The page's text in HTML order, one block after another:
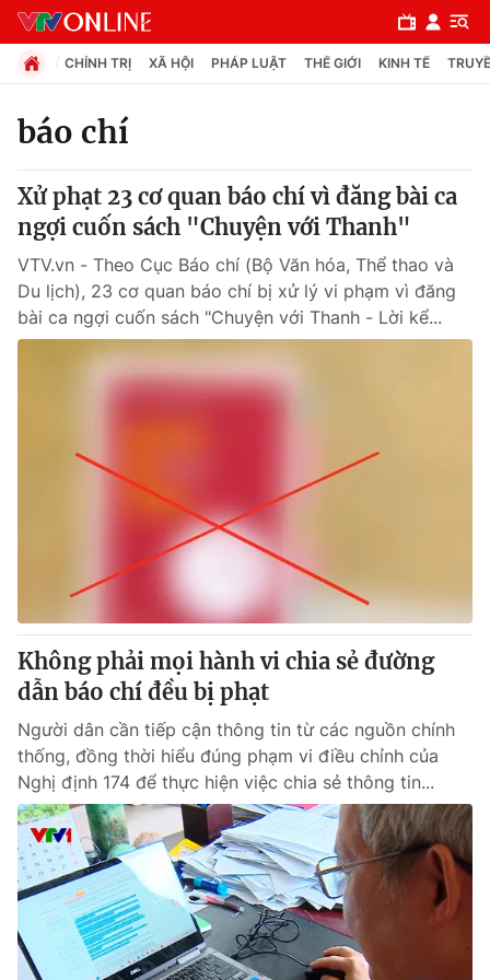
Chuyên mục
Chính trị
Xã hội
Pháp luật
Thế giới
Thế giới đó đây
Câu chuyện quốc tế
Tài chính
Thị trường
Góc doanh nghiệp
Dữ liệu và đời sống
Truyền hình
Hậu trường
Nhân vật
Khán giả
Giải sao mai
Giải trí
Điện ảnh
Âm nhạc
Sao
Đời sống
Du lịch
Làm đẹp
Chất lượng cuộc sống
Giáo dục
Tuyển sinh
Học trực tuyến
Công nghệ
Hitech Công nghệ tương lai
CHÍNH TRỊ XÃ HỘI PHÁP LUẬT THẾ GIỚI KINH TẾ
báo chí
Xử phạt 23 cơ quan báo chí vì đăng bài ca
ngợi cuốn sách "Chuyện với Thanh"
VTV.vn - Theo Cục Báo chí (Bộ Văn hóa, Thể thao và
Du lịch), 23 cơ quan báo chí bị xử lý vi phạm vì đăng
bài ca ngợi cuốn sách "Chuyện với Thanh - Lời kể...
Không phải mọi hành vi chia sẻ đường
dẫn báo chí đều bị phạt
Người dân cần tiếp cận thông tin từ các nguồn chính
thống, đồng thời hiểu đúng phạm vi điều chỉnh của
Nghị định 174 để thực hiện việc chia sẻ thông tin...